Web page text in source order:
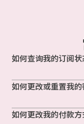
如何查询我的订阅
如何更改或重置我的
如何更改我的付款方